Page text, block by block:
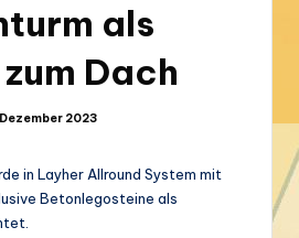
als
Dach
Dezember 2023
in Layher Allround System mit
Betonlegosteine als